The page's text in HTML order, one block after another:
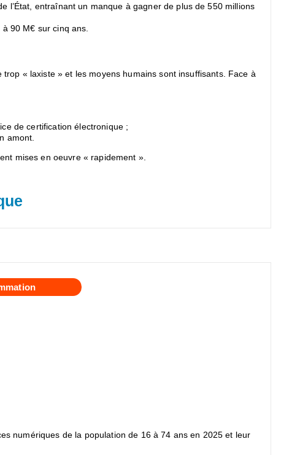
l’État, entraînant un manque à gagner de plus de 550 millions
90 M€ sur cinq ans.
« laxiste » et les moyens humains sont insuffisants. Face à
de certification électronique ;
amont.
mises en oeuvre « rapidement ».
numériques de la population de 16 à 74 ans en 2025 et leur